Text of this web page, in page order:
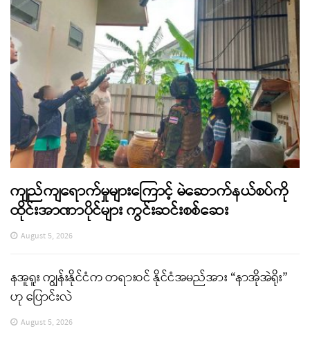
ကျည်ကျရောက်မှုများကြောင့် မဲဆောက်နယ်စပ်ကို
ထိုင်းအာဏာပိုင်များ ကွင်းဆင်းစစ်ဆေး
August 5, 2026
နအူရူး ကျွန်းနိုင်ငံက တရားဝင် နိုင်ငံအမည်အား “နာအိုအဲရိုး”
ဟု ပြောင်းလဲ
August 5, 2026